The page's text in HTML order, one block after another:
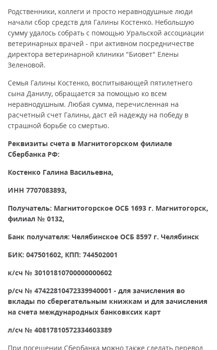
Родственники, коллеги и просто неравнодушные люди
начали сбор средств для Галины Костенко. Небольшую
сумму удалось собрать с помощью Уральской ассоциации
ветеринарных врачей - при активном посредничестве
директора ветеринарной клиники "Биовет" Елены
Зеленовой.
Семья Галины Костенко, воспитывающей пятилетнего
сына Данилу, обращается за помощью ко всем
неравнодушным. Любая сумма, перечисленная на
расчетный счет Галины, даст ей надежду на победу в
страшной борьбе со смертью.
Реквизиты счета в Магнитогорском филиале
Сбербанка РФ:
Костенко Галина Васильевна,
ИНН 7707083893,
Получатель: Магнитогорское ОСБ 1693 г. Магнитогорск,
филиал № 0132,
Банк получателя: Челябинское ОСБ 8597 г. Челябинск
БИК: 047501602, КПП: 744502001
к/сч № 30101810700000000602
р/сч № 47422810472339940001 - для зачисления во
вклады по сберегательным книжкам и для зачисления
на счета международных банковксих карт
л/сч № 40817810572334603389
При посещении Сбербанка можно также сделать перевод